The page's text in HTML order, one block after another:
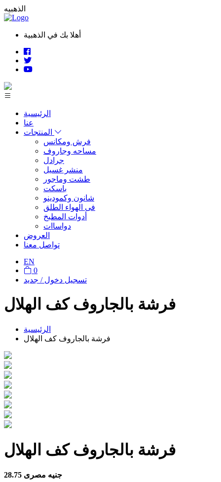
الذهبيه
أهلا بك في الذهبية
الرئيسية
عنا
فرش ومكانس
مساحه وجاروف
جرادل
منشر غسيل
طشت وماجور
باسكت
شانون وكمودينو
فى الهواء الطلق
أدوات المطبخ
دواساات
العروض
تواصل معنا
EN
0
تسجيل دخول / جديد
فرشة بالجاروف كف الهلال
الرئيسية
فرشة بالجاروف كف الهلال
فرشة بالجاروف كف الهلال
28.75 جنيه مصرى